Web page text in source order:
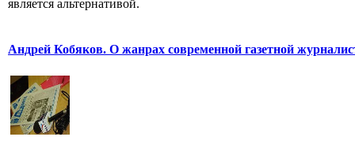
является альтернативой.
Андрей Кобяков. О жанрах современной газетной